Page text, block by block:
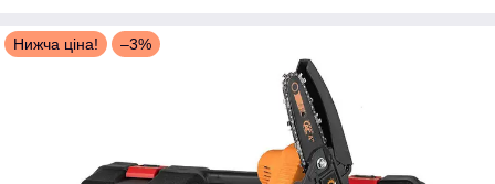
Нижча ціна! –3%